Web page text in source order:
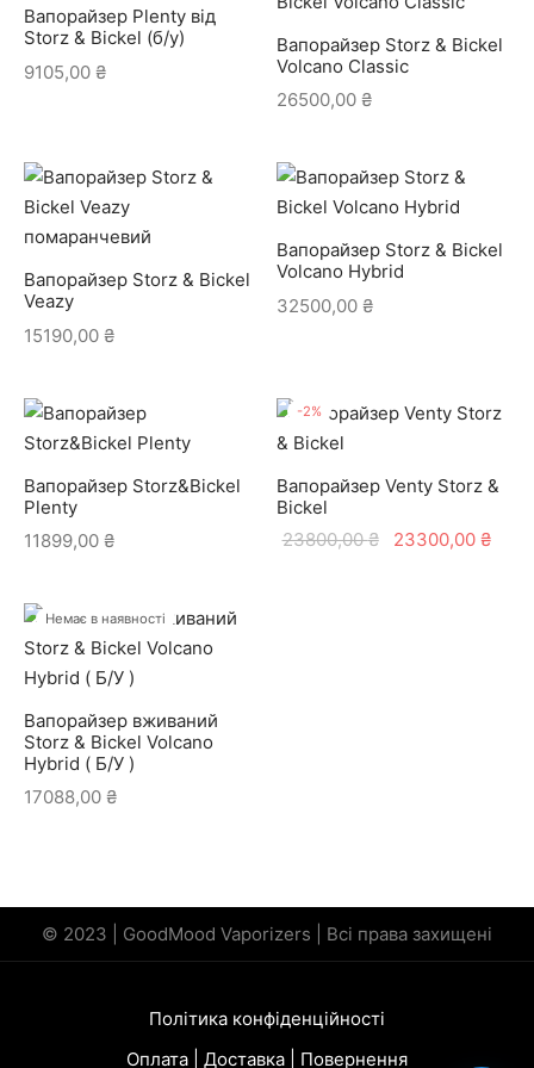
Вапорайзер Plenty від
Storz & Bickel (б/у)
9105,00 ₴
Вапорайзер Storz & Bickel
Volcano Classic
26500,00 ₴
Вапорайзер Storz & Bickel
Veazy
15190,00 ₴
Вапорайзер Storz & Bickel
Volcano Hybrid
32500,00 ₴
Вапорайзер Storz&Bickel
Plenty
11899,00 ₴
-2%
Вапорайзер Venty Storz &
Bickel
23800,00₴
Оригінальна
23300,00 ₴
Немає в наявності
Вапорайзер вживаний
Storz & Bickel Volcano
Hybrid ( Б/У )
17088,00 ₴
© 2023 | GoodMood Vaporizers | Всі права захищені
Політика конфіденційності
Оплата | Доставка | Повернення